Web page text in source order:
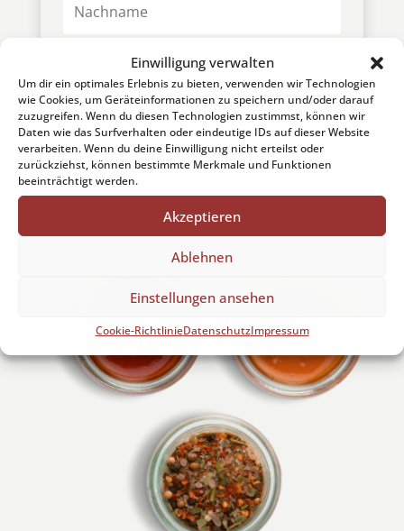
Einwilligung verwalten
Um dir ein optimales Erlebnis zu bieten, verwenden wir Technologien
wie Cookies, um Geräteinformationen zu speichern und/oder darauf
zuzugreifen. Wenn du diesen Technologien zustimmst, können wir
Daten wie das Surfverhalten oder eindeutige IDs auf dieser Website
verarbeiten. Wenn du deine Einwilligung nicht erteilst oder
zurückziehst, können bestimmte Merkmale und Funktionen
beeinträchtigt werden.
Akzeptieren
Ablehnen
Einstellungen ansehen
Cookie-RichtlinieDatenschutzImpressum
HIER NEWSLETTER ABONNIEREN
UND 10% SOFORTRABATT